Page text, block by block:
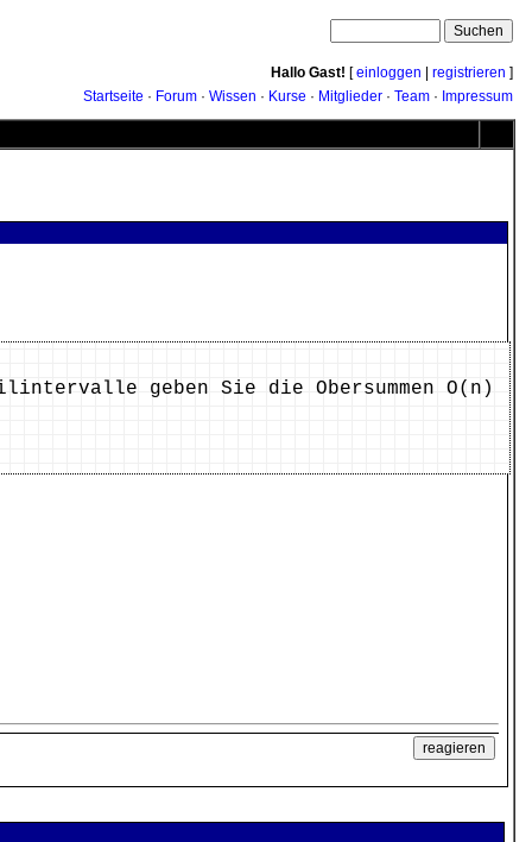
Hallo Gast! [einloggen registrieren ]
Startseite · Forum · Wissen · Kurse · Mitglieder · Team · Impressum
geben Sie die Obersummen O(n)